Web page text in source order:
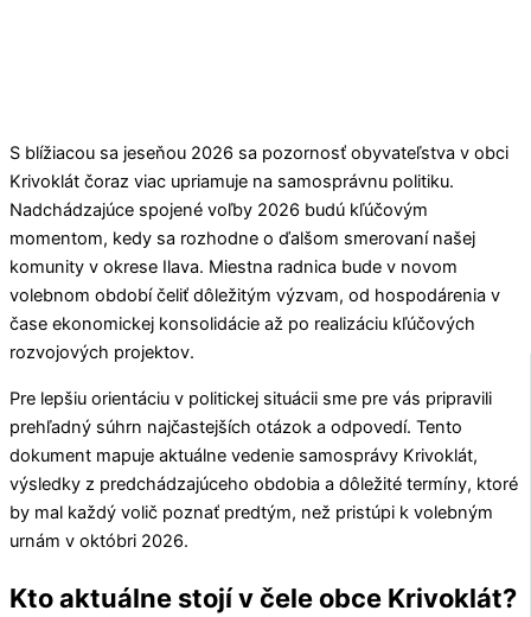
S blížiacou sa jeseňou 2026 sa pozornosť obyvateľstva v obci
Krivoklát čoraz viac upriamuje na samosprávnu politiku.
Nadchádzajúce spojené voľby 2026 budú kľúčovým
momentom, kedy sa rozhodne o ďalšom smerovaní našej
komunity v okrese Ilava. Miestna radnica bude v novom
volebnom období čeliť dôležitým výzvam, od hospodárenia v
čase ekonomickej konsolidácie až po realizáciu kľúčových
rozvojových projektov.
Pre lepšiu orientáciu v politickej situácii sme pre vás pripravili
prehľadný súhrn najčastejších otázok a odpovedí. Tento
dokument mapuje aktuálne vedenie samosprávy Krivoklát,
výsledky z predchádzajúceho obdobia a dôležité termíny, ktoré
by mal každý volič poznať predtým, než pristúpi k volebným
urnám v októbri 2026.
Kto aktuálne stojí v čele obce Krivoklát?